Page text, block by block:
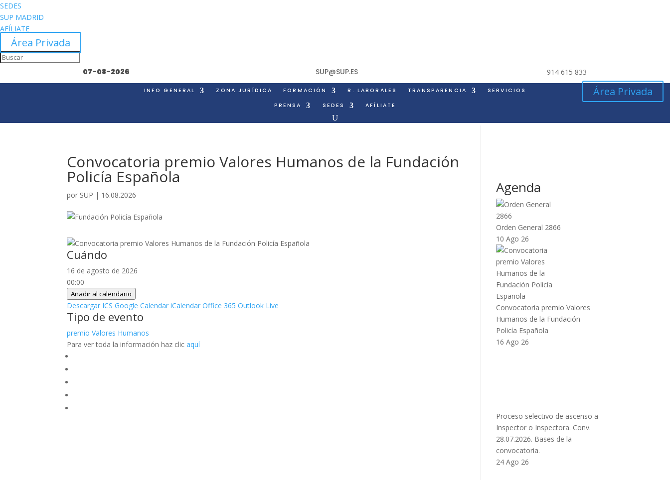
SEDES
SUP MADRID
AFÍLIATE
Área Privada
07-08-2026 SUP@SUP.ES 914 615 833
INFO GENERAL ZONA JURÍDICA FORMACIÓN R. LABORALES TRANSPARENCIA
SERVICIOS
PRENSA
SEDES AFÍLIATE
Área Privada
Convocatoria premio Valores Humanos de la Fundación
Policía Española
por SUP | 16.08.2026
Cuándo
16 de agosto de 2026
00:00
Añadir al calendario
Descargar ICS Google Calendar iCalendar Office 365 Outlook Live
Tipo de evento
premio Valores Humanos
Para ver toda la información haz clicaquí
Agenda
Orden General 2866
10 Ago 26
Convocatoria premio Valores
Humanos de la Fundación
Policía Española
16 Ago 26
Proceso selectivo de ascenso a
Inspector o Inspectora. Conv.
28.07.2026. Bases de la
convocatoria.
24 Ago 26